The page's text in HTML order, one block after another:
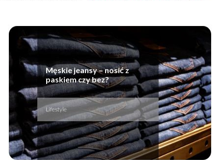
Męskie jeansy – nosić z
paskiem czy bez?
Lifestyle